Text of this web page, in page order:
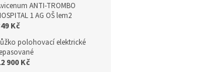
ANTI-TROMBO
1 AG OŠ lem2
Kč
polohovací elektrické
900 Kč